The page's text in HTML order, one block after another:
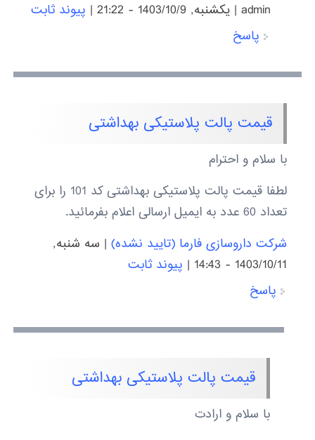
admin
| يكشنبه, 1403/10/9 - 21:22 | پیوند ثابت
پاسخ
قیمت پالت پلاستیکی بهداشتی
با سلام و احترام
لطفا قیمت پالت پلاستیکی بهداشتی کد 101 را برای
تعداد 60 عدد به ایمیل ارسالی اعلام بفرمائید.
شرکت داروسازی فارما (تایید نشده)| سه شنبه,
1403/10/11 - 14:43
| پیوند ثابت
پاسخ
قیمت پالت پلاستیکی بهداشتی
با سلام و ارادت